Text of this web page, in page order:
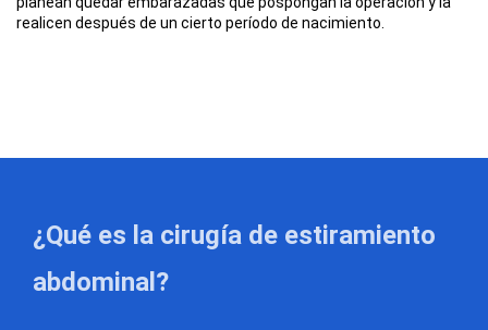
realicen después de un cierto período de nacimiento.
¿Qué es la cirugía de estiramiento
abdominal?